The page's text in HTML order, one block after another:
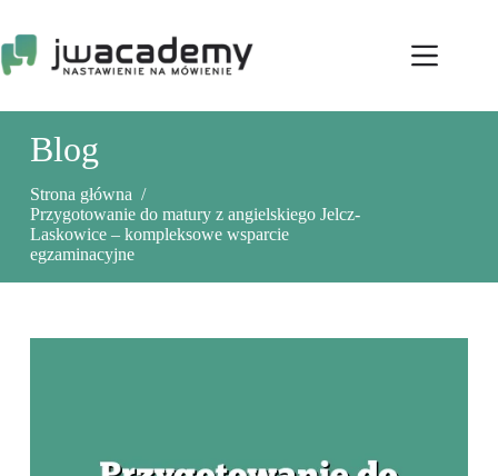
treści
Blog
Strona główna /
Przygotowanie do matury z angielskiego Jelcz-
Laskowice – kompleksowe wsparcie
egzaminacyjne